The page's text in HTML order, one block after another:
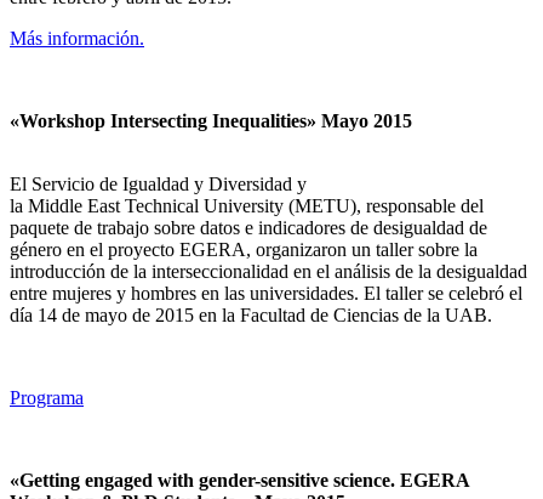
Más información.
«Workshop Intersecting Inequalities» Mayo 2015
El Servicio de Igualdad y Diversidad y
la Middle East Technical University (METU), responsable del
paquete de trabajo sobre datos e indicadores de desigualdad de
género en el proyecto EGERA, organizaron un taller sobre la
introducción de la interseccionalidad en el análisis de la desigualdad
entre mujeres y hombres en las universidades. El taller se celebró el
día 14 de mayo de 2015 en la Facultad de Ciencias de la UAB.
Programa
«Getting engaged with gender-sensitive science. EGERA